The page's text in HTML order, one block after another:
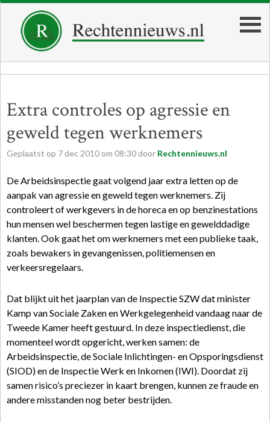
Extra controles op agressie en
geweld tegen werknemers
Geplaatst op 7 dec 2010 om 08:30 door Rechtennieuws.nl
De Arbeidsinspectie gaat volgend jaar extra letten op de
aanpak van agressie en geweld tegen werknemers. Zij
controleert of werkgevers in de horeca en op benzinestations
hun mensen wel beschermen tegen lastige en gewelddadige
klanten. Ook gaat het om werknemers met een publieke taak,
zoals bewakers in gevangenissen, politiemensen en
verkeersregelaars.
Dat blijkt uit het jaarplan van de Inspectie SZW dat minister
Kamp van Sociale Zaken en Werkgelegenheid vandaag naar de
Tweede Kamer heeft gestuurd. In deze inspectiedienst, die
momenteel wordt opgericht, werken samen: de
Arbeidsinspectie, de Sociale Inlichtingen- en Opsporingsdienst
(SIOD) en de Inspectie Werk en Inkomen (IWI). Doordat zij
samen risico’s preciezer in kaart brengen, kunnen ze fraude en
andere misstanden nog beter bestrijden.